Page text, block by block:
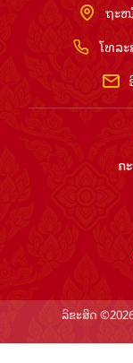
ຖະ
ໂທລະ
ຄ
ລິຂະສິດ